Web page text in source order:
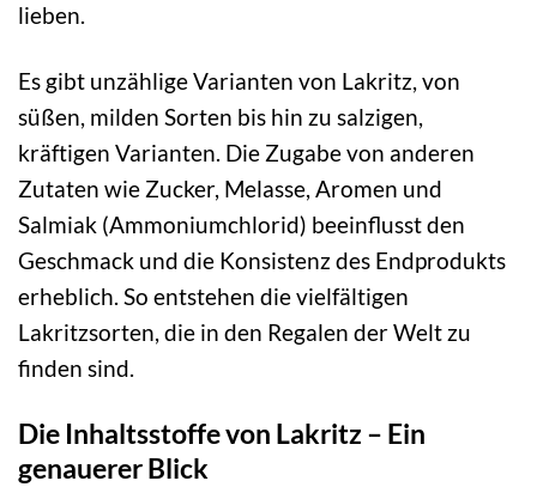
lieben.
Es gibt unzählige Varianten von Lakritz, von
süßen, milden Sorten bis hin zu salzigen,
kräftigen Varianten. Die Zugabe von anderen
Zutaten wie Zucker, Melasse, Aromen und
Salmiak (Ammoniumchlorid) beeinflusst den
Geschmack und die Konsistenz des Endprodukts
erheblich. So entstehen die vielfältigen
Lakritzsorten, die in den Regalen der Welt zu
finden sind.
Die Inhaltsstoffe von Lakritz – Ein
genauerer Blick